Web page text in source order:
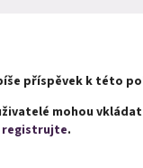
příspěvek k této
mohou
registrujte.